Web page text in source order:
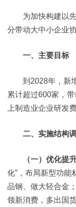
为加快构建以
分带动大中小企业
一、主要目标
到2028年，新增
累计超过600家，
上制造业企业研发
二、实施结构
（一）优化提升
化”，布局新型功能
品钢、做大轻合金
领新消费，多出国